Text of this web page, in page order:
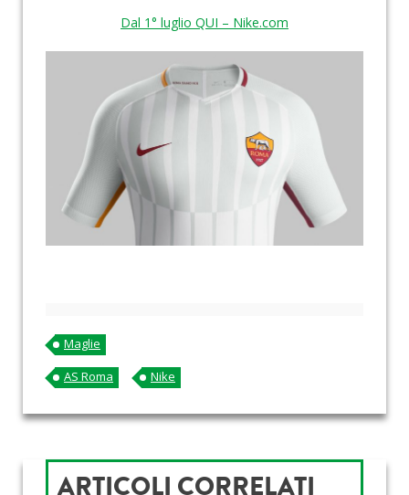
Dal 1° luglio QUI – Nike.com
Maglie
AS Roma
Nike
ARTICOLI CORRELATI